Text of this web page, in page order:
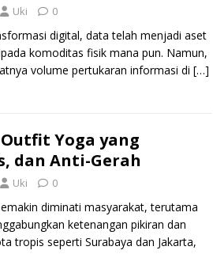
Uki 0
digital, data telah menjadi aset
komoditas fisik mana pun. Namun,
volume pertukaran informasi di […]
Yoga yang
dan Anti-Gerah
Uki 0
diminati masyarakat, terutama
ketenangan pikiran dan
tropis seperti Surabaya dan Jakarta,